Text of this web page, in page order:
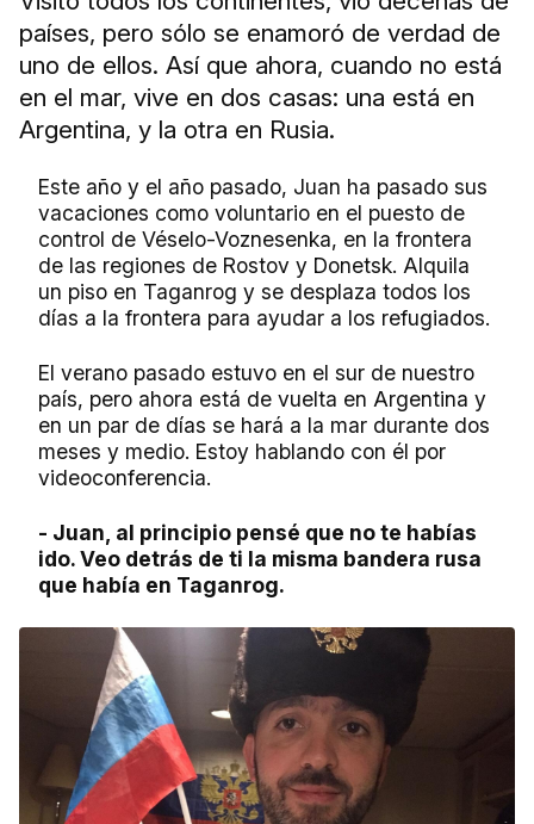
países, pero sólo se enamoró de verdad de
uno de ellos. Así que ahora, cuando no está
en el mar, vive en dos casas: una está en
Argentina, y la otra en Rusia.
Este año y el año pasado, Juan ha pasado sus
vacaciones como voluntario en el puesto de
control de Véselo-Voznesenka, en la frontera
de las regiones de Rostov y Donetsk. Alquila
un piso en Taganrog y se desplaza todos los
días a la frontera para ayudar a los refugiados.
El verano pasado estuvo en el sur de nuestro
país, pero ahora está de vuelta en Argentina y
en un par de días se hará a la mar durante dos
meses y medio. Estoy hablando con él por
videoconferencia.
- Juan, al principio pensé que no te habías
ido. Veo detrás de ti la misma bandera rusa
que había en Taganrog.